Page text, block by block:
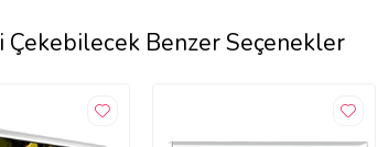
Çekebilecek Benzer Seçenekler